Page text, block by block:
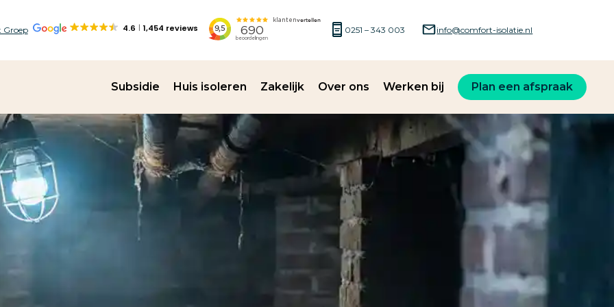
Groep 4.6 1,454 reviews 0251 – 343 003 info@comfort-isolatie.nl
Subsidie Huis isoleren Zakelijk Over ons Werken bij Plan een afspraak